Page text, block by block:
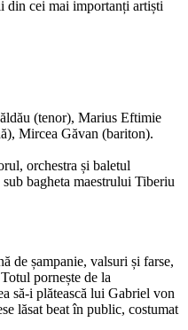
din cei mai importanți artiști
(tenor), Marius Eftimie
Mircea Găvan (bariton).
orchestra și baletul
bagheta maestrului Tiberiu
de șampanie, valsuri și farse,
pornește de la
să-i plătească lui Gabriel von
lăsat beat în public, costumat